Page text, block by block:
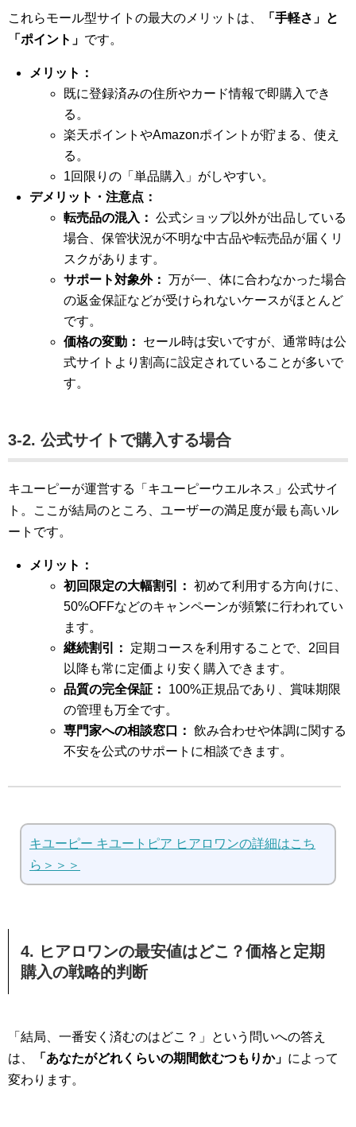
これらモール型サイトの最大のメリットは、
「手軽さ」と
「ポイント」 です。
メリット：
既に登録済みの住所やカード情報で即購入でき
る。
楽天ポイントやAmazonポイントが貯まる、使え
る。
1回限りの「単品購入」がしやすい。
デメリット・注意点：
転売品の混入： 公式ショップ以外が出品している
場合、保管状況が不明な中古品や転売品が届くリ
スクがあります。
サポート対象外：
万が一、体に合わなかった場合
の返金保証などが受けられないケースがほとんど
です。
価格の変動：
セール時は安いですが、通常時は公
式サイトより割高に設定されていることが多いで
す。
3-2. 公式サイトで購入する場合
キユーピーが運営する「キユーピーウエルネス」公式サイ
ト。ここが結局のところ、ユーザーの満足度が最も高いル
ートです。
メリット：
初回限定の大幅割引： 初めて利用する方向けに、
50%OFFなどのキャンペーンが頻繁に行われてい
ます。
継続割引：
定期コースを利用することで、2回目
以降も常に定価より安く購入できます。
品質の完全保証：
100%正規品であり、賞味期限
の管理も万全です。
専門家への相談窓口： 飲み合わせや体調に関する
不安を公式のサポートに相談できます。
キユーピー キユートピア ヒアロワンの詳細はこち
ら＞＞＞
4. ヒアロワンの最安値はどこ？価格と定期
購入の戦略的判断
「結局、一番安く済むのはどこ？」という問いへの答え
は、
「あなたがどれくらいの期間飲むつもりか」 によって
変わります。